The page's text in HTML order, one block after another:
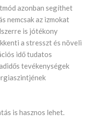
azonban segíthet
nemcsak az izmokat
is jótékony
a stresszt és növeli
idő tudatos
tevékenységek
is hasznos lehet.